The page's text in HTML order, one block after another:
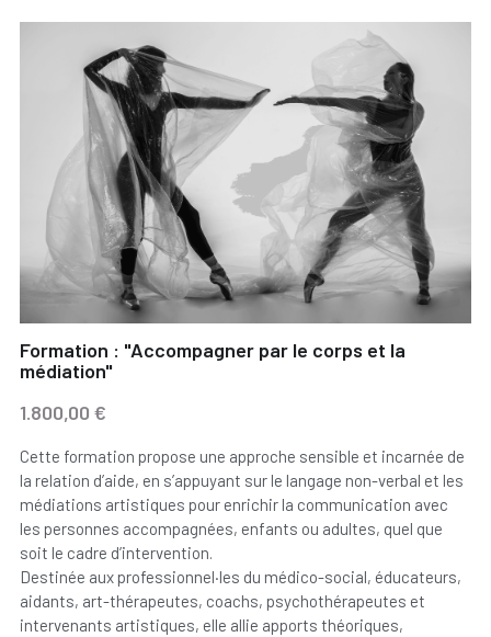
Formation : "Accompagner par le corps et la
médiation"
1.800,00 €
Cette formation propose une approche sensible et incarnée de
la relation d’aide, en s’appuyant sur le langage non-verbal et les
médiations artistiques pour enrichir la communication avec
les personnes accompagnées, enfants ou adultes, quel que
soit le cadre d’intervention.
Destinée aux professionnel·les du médico-social, éducateurs,
aidants, art-thérapeutes, coachs, psychothérapeutes et
intervenants artistiques, elle allie apports théoriques,